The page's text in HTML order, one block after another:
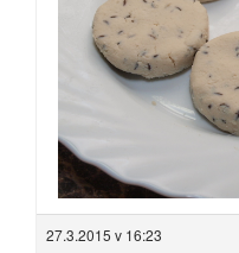
27.3.2015 v 16:23